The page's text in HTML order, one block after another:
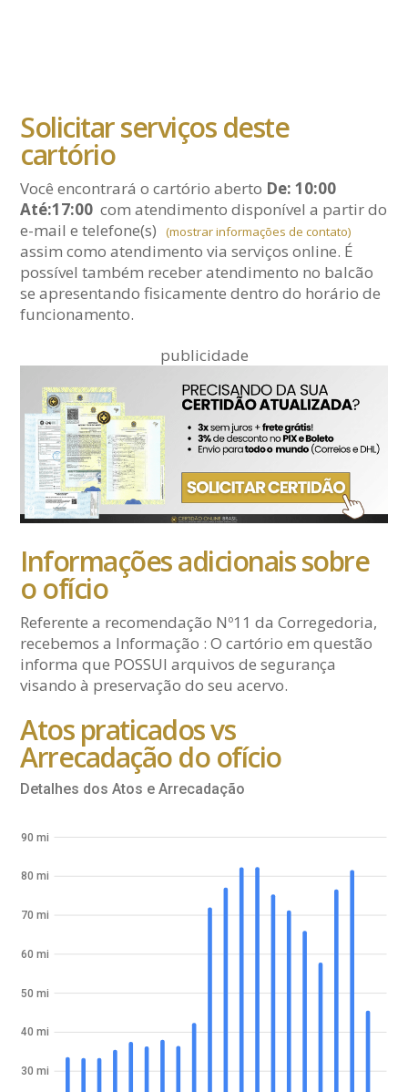
Solicitar serviços deste
cartório
Você encontrará o cartório aberto De: 10:00
Até:17:00 com atendimento disponível a partir do
e-maile telefone(s) (mostrar informações de contato)
assim como atendimento via serviços online. É
possível também receber atendimento no balcão
se apresentando fisicamente dentro do horário de
funcionamento.
publicidade
Informações adicionais sobre
o ofício
Referente a recomendação Nº11 da Corregedoria,
recebemos a Informação : O cartório em questão
informa que POSSUI arquivos de segurança
visando à preservação do seu acervo.
Atos praticados vs
Arrecadação do ofício
Detalhes dos Atos e Arrecadação
30 mi
40 mi
50 mi
60 mi
70 mi
80 mi
90 mi